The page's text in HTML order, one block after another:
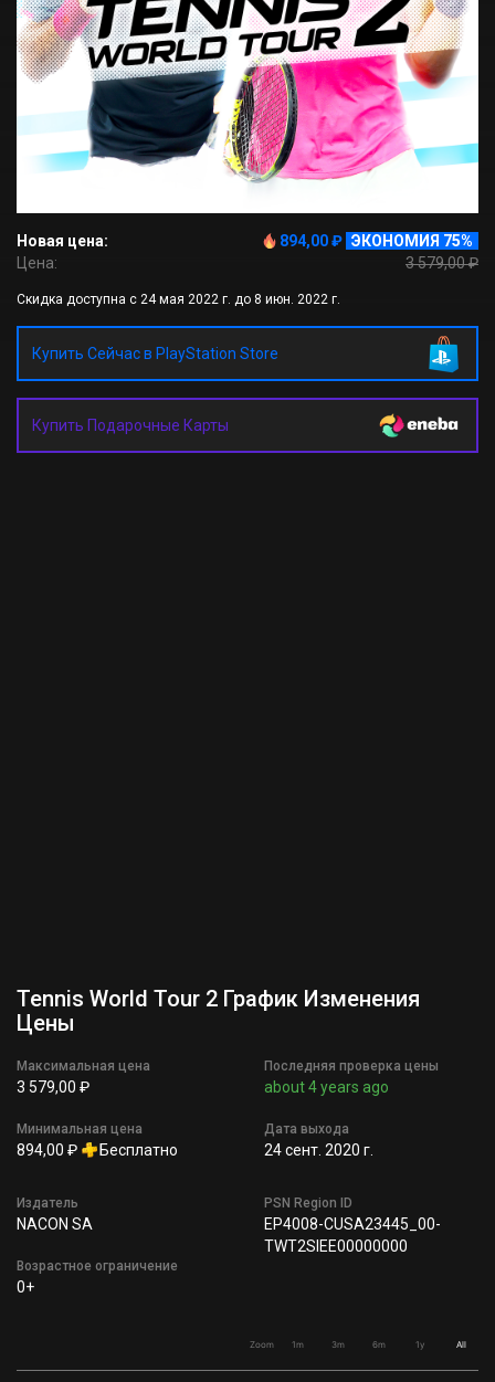
Новая цена: 894,00 ₽ ЭКОНОМИЯ 75%
Цена:
3 579,00 ₽
Скидка доступна с 24 мая 2022 г. до 8 июн. 2022 г.
Купить Сейчас в PlayStation Store
Купить Подарочные Карты
Tennis World Tour 2 График Изменения
Цены
Максимальная цена
3 579,00 ₽
Минимальная цена
894,00 ₽ Бесплатно
Последняя проверка цены
about 4 years ago
Дата выхода
24 сент. 2020 г.
Издатель
NACON SA
Возрастное ограничение
0+
PSN Region ID
EP4008-CUSA23445_00-
TWT2SIEE00000000
Zoom 1m 3m 6m 1y All